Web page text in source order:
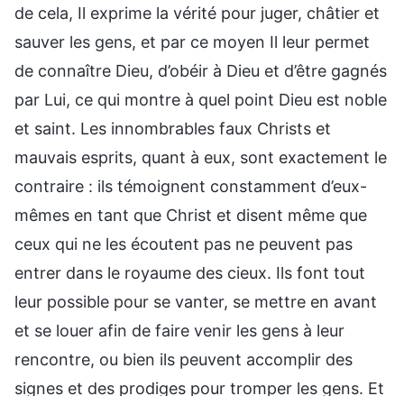
de cela, Il exprime la vérité pour juger, châtier et
sauver les gens, et par ce moyen Il leur permet
de connaître Dieu, d’obéir à Dieu et d’être gagnés
par Lui, ce qui montre à quel point Dieu est noble
et saint. Les innombrables faux Christs et
mauvais esprits, quant à eux, sont exactement le
contraire : ils témoignent constamment d’eux-
mêmes en tant que Christ et disent même que
ceux qui ne les écoutent pas ne peuvent pas
entrer dans le royaume des cieux. Ils font tout
leur possible pour se vanter, se mettre en avant
et se louer afin de faire venir les gens à leur
rencontre, ou bien ils peuvent accomplir des
signes et des prodiges pour tromper les gens. Et